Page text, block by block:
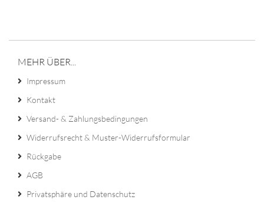
MEHR ÜBER...
Impressum
Kontakt
Versand- & Zahlungsbedingungen
Widerrufsrecht & Muster-Widerrufsformular
Rückgabe
AGB
Privatsphäre und Datenschutz